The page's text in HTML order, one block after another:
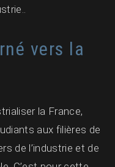
vers la
la France,
aux filières de
de l’industrie et de